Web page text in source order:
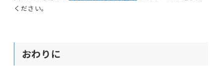
ください。
おわりに